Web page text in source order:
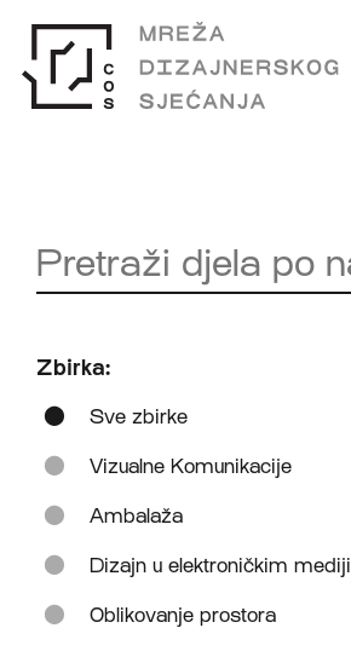
Zbirka:
Sve zbirke
Vizualne Komunikacije
Ambalaža
Dizajn u elektroničkim
Oblikovanje prostora